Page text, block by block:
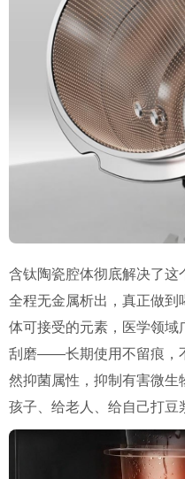
含钛陶瓷腔体彻底解决了
全程无金属析出，真正做
体可接受的元素，医学领
刮磨——长期使用不留痕，
然抑菌属性，抑制有害微生
孩子、给老人、给自己打豆